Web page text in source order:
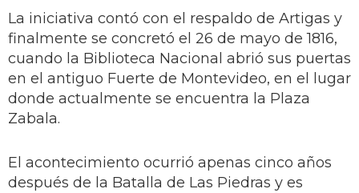
La iniciativa contó con el respaldo de Artigas y
finalmente se concretó el 26 de mayo de 1816,
cuando la Biblioteca Nacional abrió sus puertas
en el antiguo Fuerte de Montevideo, en el lugar
donde actualmente se encuentra la Plaza
Zabala.
El acontecimiento ocurrió apenas cinco años
después de la Batalla de Las Piedras y es